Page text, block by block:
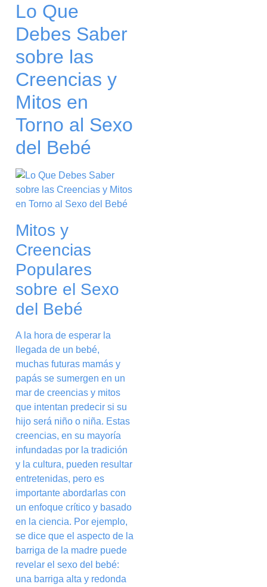
Lo Que
Debes Saber
sobre las
Creencias y
Mitos en
Torno al Sexo
del Bebé
Mitos y
Creencias
Populares
sobre el Sexo
del Bebé
A la hora de esperar la
llegada de un bebé,
muchas futuras mamás y
papás se sumergen en un
mar de creencias y mitos
que intentan predecir si su
hijo será niño o niña. Estas
creencias, en su mayoría
infundadas por la tradición
y la cultura, pueden resultar
entretenidas, pero es
importante abordarlas con
un enfoque crítico y basado
en la ciencia. Por ejemplo,
se dice que el aspecto de la
barriga de la madre puede
revelar el sexo del bebé:
una barriga alta y redonda